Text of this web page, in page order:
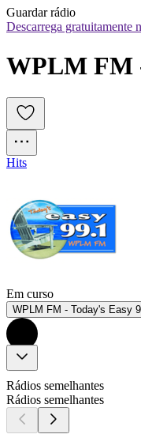
Guardar rádio
Descarrega gratuitamente
WPLM FM
Hits
Em curso
WPLM FM - Today's Easy
Rádios semelhantes
Rádios semelhantes